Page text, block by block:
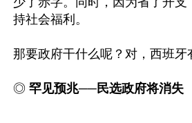
持社会福利。
那要政府干什么呢？对，西班牙
◎ 罕见预兆──民选政府将消失